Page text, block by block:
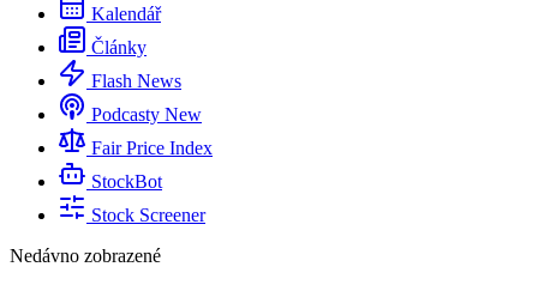
Kalendář
Články
Flash News
Podcasty New
Fair Price Index
StockBot
Stock Screener
Nedávno zobrazené